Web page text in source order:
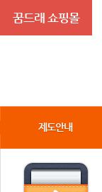
꿈드래 쇼핑몰
제도안내